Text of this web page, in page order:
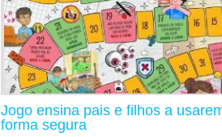
Jogo ensina pais e filhos a
forma segura